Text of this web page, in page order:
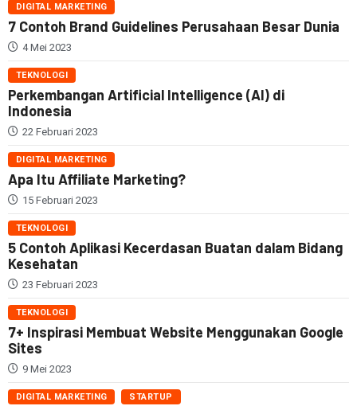
DIGITAL MARKETING
7 Contoh Brand Guidelines Perusahaan Besar Dunia
4 Mei 2023
TEKNOLOGI
Perkembangan Artificial Intelligence (AI) di
Indonesia
22 Februari 2023
DIGITAL MARKETING
Apa Itu Affiliate Marketing?
15 Februari 2023
TEKNOLOGI
5 Contoh Aplikasi Kecerdasan Buatan dalam Bidang
Kesehatan
23 Februari 2023
TEKNOLOGI
7+ Inspirasi Membuat Website Menggunakan Google
Sites
9 Mei 2023
DIGITAL MARKETING STARTUP